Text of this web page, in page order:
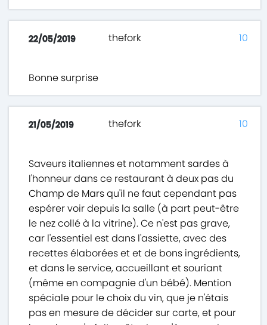
22/05/2019 thefork
Bonne surprise
10
21/05/2019 thefork
Saveurs italiennes et notamment sardes à
l'honneur dans ce restaurant à deux pas du
Champ de Mars qu'il ne faut cependant pas
espérer voir depuis la salle (à part peut-être
le nez collé à la vitrine). Ce n'est pas grave,
car l'essentiel est dans l'assiette, avec des
recettes élaborées et et de bons ingrédients,
et dans le service, accueillant et souriant
(même en compagnie d'un bébé). Mention
spéciale pour le choix du vin, que je n'étais
pas en mesure de décider sur carte, et pour
10